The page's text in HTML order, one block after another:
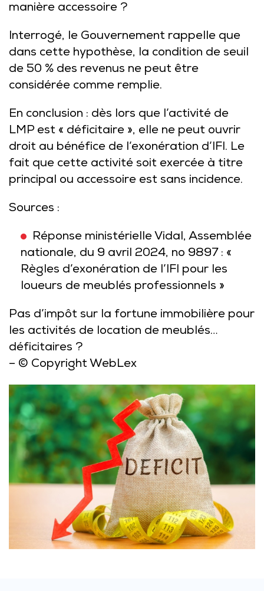
manière accessoire ?
Interrogé, le Gouvernement rappelle que
dans cette hypothèse, la condition de seuil
de 50 % des revenus ne peut être
considérée comme remplie.
En conclusion : dès lors que l’activité de
LMP est « déficitaire », elle ne peut ouvrir
droit au bénéfice de l’exonération d’IFI. Le
fait que cette activité soit exercée à titre
principal ou accessoire est sans incidence.
Sources :
Réponse ministérielle Vidal, Assemblée
nationale, du 9 avril 2024, no 9897 : «
Règles d’exonération de l’IFI pour les
loueurs de meublés professionnels »
Pas d’impôt sur la fortune immobilière pour
les activités de location de meublés…
déficitaires ?
– © Copyright WebLex